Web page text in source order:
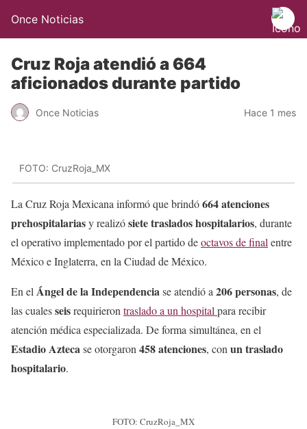
Once Noticias
Cruz Roja atendió a 664
aficionados durante partido
Once Noticias Hace 1 mes
FOTO: CruzRoja_MX
La Cruz Roja Mexicana informó que brindó664 atenciones
prehospitalariasy realizósiete traslados hospitalarios, durante
el operativo implementado por el partido deoctavos de final entre
México e Inglaterra, en la Ciudad de México.
En el Ángel de la Independenciase atendió a 206 personas, de
las cualesseisrequirieron traslado a un hospital para recibir
atención médica especializada. De forma simultánea, en el
Estadio Aztecase otorgaron 458 atenciones, con un traslado
hospitalario.
FOTO: CruzRoja_MX